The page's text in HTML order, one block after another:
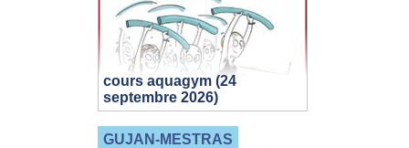
cours aquagym (24
septembre 2026)
GUJAN-MESTRAS